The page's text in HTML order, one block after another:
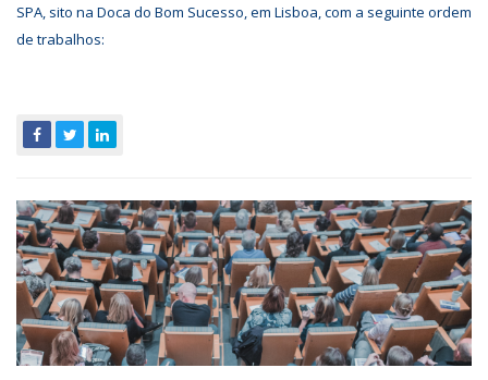
SPA, sito na Doca do Bom Sucesso, em Lisboa, com a seguinte ordem
de trabalhos: